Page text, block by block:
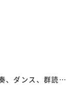
、ダンス、群読…